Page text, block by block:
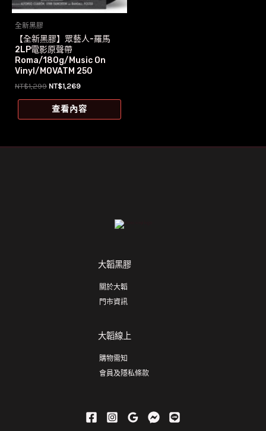
全新黑膠
【全新黑膠】眾藝人-羅馬
2LP電影原聲帶
Roma/180g/Music On
Vinyl/MOVATM 250
NT$1,299 原
價
格：
NT$1,269目
價
格：
查看內容
大韜黑膠
關於大韜
門市資訊
大韜線上
購物需知
會員及隱私條款